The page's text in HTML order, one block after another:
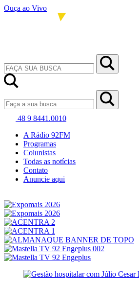
Ouça ao Vivo
48 9 8441.0010
A Rádio 92FM
Programas
Colunistas
Todas as notícias
Contato
Anuncie aqui